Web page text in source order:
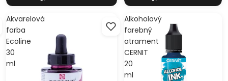
Akvarelová
farba
Ecoline
30
ml
Alkoholový
farebný
atrament
CERNIT
20
ml